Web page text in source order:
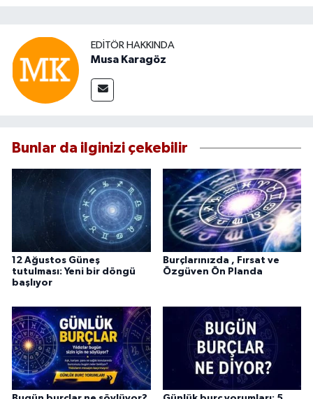
EDITÖR HAKKINDA
Musa Karagöz
Bunlar da ilginizi çekebilir
12 Ağustos Güneş
tutulması: Yeni bir döngü
başlıyor
Burçlarınızda , Fırsat ve
Özgüven Ön Planda